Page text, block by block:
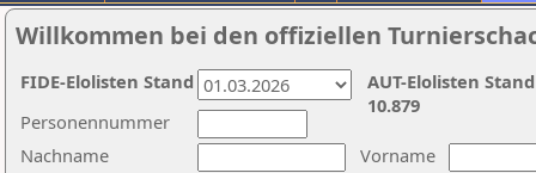
Willkommen bei den offiziellen
Nachname
Vorname
Personennummer
AUT-Elolisten
10.879
FIDE-Elolisten Stand